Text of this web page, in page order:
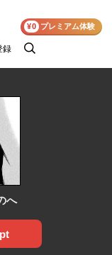
録
検
¥0 プレミアム体験
へ